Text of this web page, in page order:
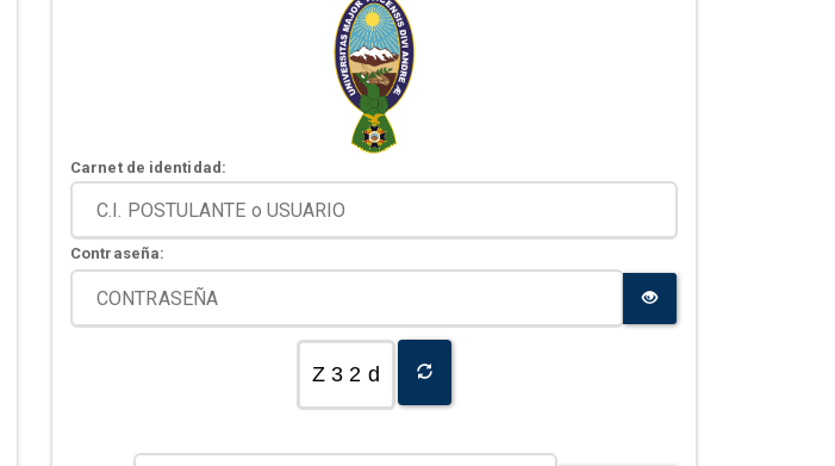
Carnet de identidad:
Contraseña:
Z 3 2 d